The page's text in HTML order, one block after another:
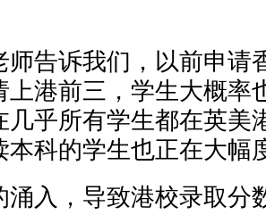
师告诉我们，以前申请
上港前三，学生大概率
几乎所有学生都在英美
本科的学生也正在大幅
涌入，导致港校录取分